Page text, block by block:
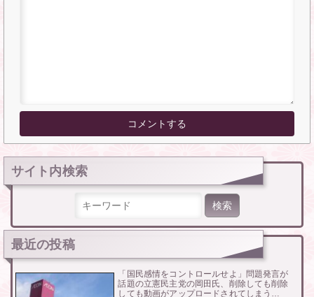
サイト内検索
最近の投稿
「国民感情をコントロールせよ」問題発言が
話題の立憲民主党の岡田氏、削除しても削除
しても動画がアップロードされてしまう…